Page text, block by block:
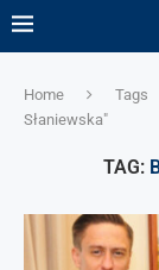
Home Tags
Słaniewska"
TAG: